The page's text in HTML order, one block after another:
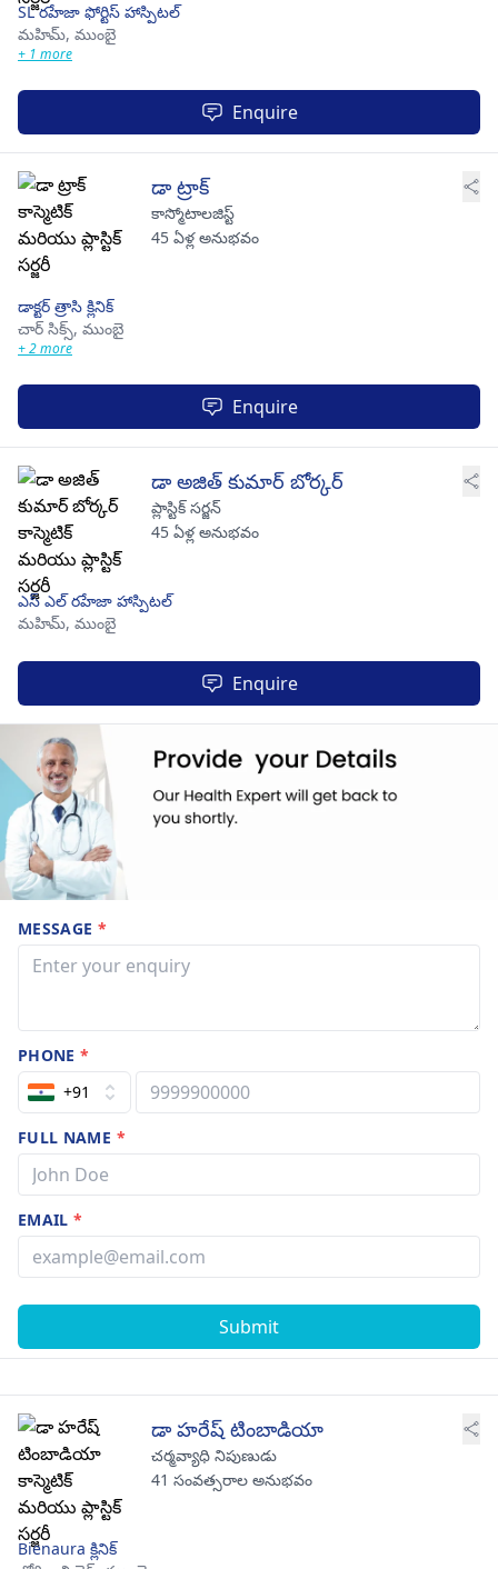
SL రహేజా ఫోర్టిస్ హాస్పిటల్
మహిమ్, ముంబై
+ 1 more
Enquire
డా ట్రాక్
కాస్మోటాలజిస్ట్
45 ఏళ్ల అనుభవం
డాక్టర్ త్రాసి క్లినిక్
చార్ సిక్స్, ముంబై
+ 2 more
Enquire
డా అజిత్ కుమార్ బోర్కర్
ప్లాస్టిక్ సర్జన్
45 ఏళ్ల అనుభవం
ఎస్ ఎల్ రహేజా హాస్పిటల్
మహిమ్, ముంబై
Enquire
MESSAGE *
PHONE*
+91
FULL NAME *
EMAIL*
Submit
డా హరేష్ టింబాడియా
చర్మవ్యాధి నిపుణుడు
41 సంవత్సరాల అనుభవం
Bienaura క్లినిక్